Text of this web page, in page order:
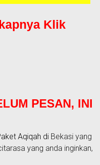
Klik
PESAN, INI
Aqiqah di Bekasi yang
yang anda inginkan,